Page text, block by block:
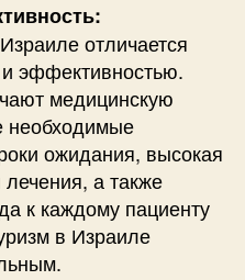
отличается
эффективностью.
медицинскую
необходимые
ожидания, высокая
лечения, а также
к каждому пациенту
в Израиле